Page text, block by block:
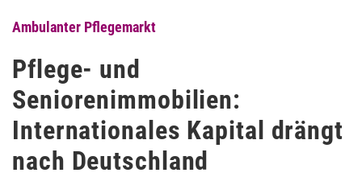
Ambulanter Pflegemarkt
Pflege- und
Seniorenimmobilien:
Internationales Kapital drängt
nach Deutschland